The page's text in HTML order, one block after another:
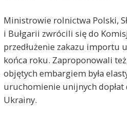
Ministrowie rolnictwa Polski,
i Bułgarii zwrócili się do
przedłużenie zakazu importu
końca roku. Zaproponowali
objętych embargiem była
uruchomienie unijnych dopłat
Ukrainy.